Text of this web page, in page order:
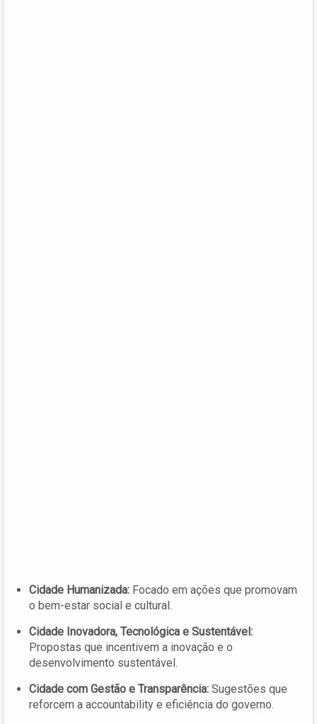
Cidade Humanizada: Focado em ações que promovam
o bem-estar social e cultural.
Cidade Inovadora, Tecnológica e Sustentável:
Propostas que incentivem a inovação e o
desenvolvimento sustentável.
Cidade com Gestão e Transparência: Sugestões que
reforcem a accountability e eficiência do governo.